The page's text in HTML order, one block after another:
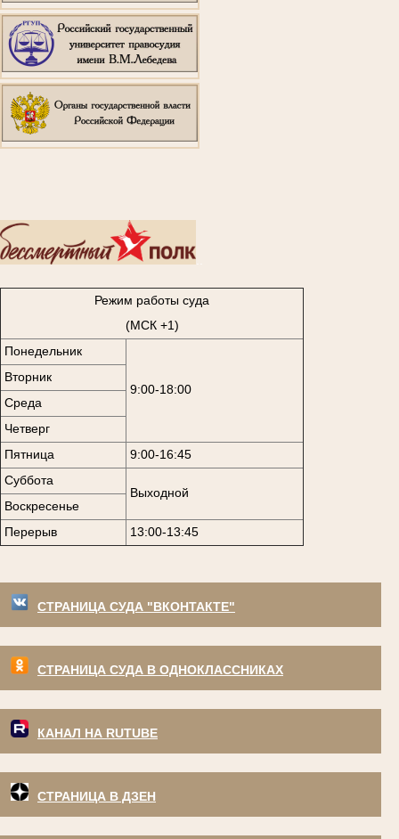
Режим работы суда
(МСК +1)
Понедельник
9:00-18:00
Вторник
Среда
Четверг
Пятница
9:00-16:45
Суббота
Выходной
Воскресенье
Перерыв
13:00-13:45
СТРАНИЦА СУДА "ВКОНТАКТЕ"
СТРАНИЦА СУДА В ОДНОКЛАССНИКАХ
КАНАЛ НА RUTUBE
СТРАНИЦА В ДЗЕН